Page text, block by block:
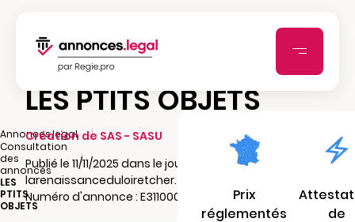
Annonces.legal
|
Consultation
des
annonces
|
LES
PTITS
OBJETS
LES PTITS OBJETS
Création de SAS - SASU
Publié le 11/11/2025 dans le journal
larenaissanceduloiretcher.fr
Numéro d'annonce : E311000587cx3
Prix
réglementés
de